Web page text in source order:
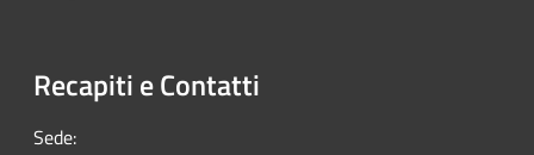
Recapiti e Contatti
Sede: